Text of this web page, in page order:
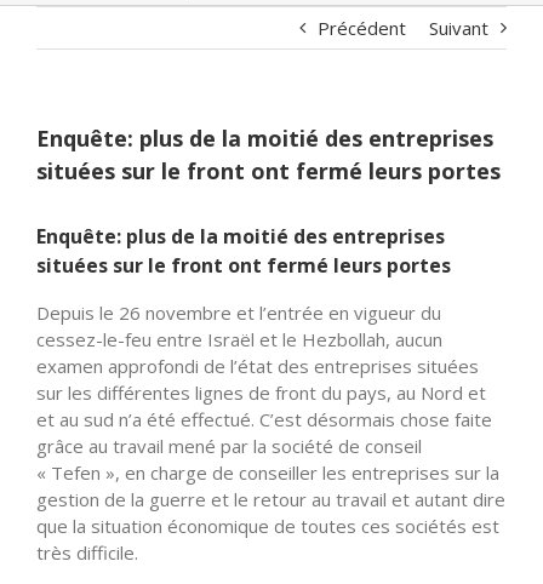
Précédent Suivant
Enquête: plus de la moitié des entreprises
situées sur le front ont fermé leurs portes
Enquête: plus de la moitié des entreprises
situées sur le front ont fermé leurs portes
Depuis le 26 novembre et l’entrée en vigueur du
cessez-le-feu entre Israël et le Hezbollah, aucun
examen approfondi de l’état des entreprises situées
sur les différentes lignes de front du pays, au Nord et
et au sud n’a été effectué. C’est désormais chose faite
grâce au travail mené par la société de conseil
« Tefen », en charge de conseiller les entreprises sur la
gestion de la guerre et le retour au travail et autant dire
que la situation économique de toutes ces sociétés est
très difficile.